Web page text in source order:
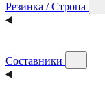
Резинка / Стропа
Составники